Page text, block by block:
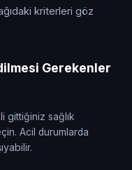
kriterleri göz
Gerekenler
gittiğiniz sağlık
Acil durumlarda